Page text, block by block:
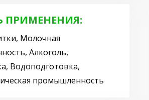
ПРИМЕНЕНИЯ:
Молочная
Алкоголь,
Водоподготовка,
промышленность